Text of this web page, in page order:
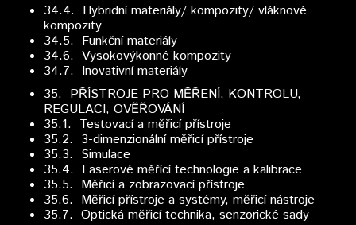
34.4. Hybridní materiály/ kompozity/ vláknové
kompozity
34.5. Funkční materiály
34.6. Vysokovýkonné kompozity
34.7. Inovativní materiály
35. PŘÍSTROJE PRO MĚŘENÍ, KONTROLU,
REGULACI, OVĚŘOVÁNÍ
35.1. Testovací a měřicí přístroje
35.2. 3-dimenzionální měřicí přístroje
35.3. Simulace
35.4. Laserové měřící technologie a kalibrace
35.5. Měřicí a zobrazovací přístroje
35.6. Měřicí přístroje a systémy, měřicí nástroje
35.7. Optická měřicí technika, senzorické sady